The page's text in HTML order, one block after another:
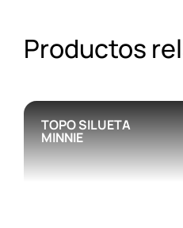
Productos
TOPO SILUETA
MINNIE